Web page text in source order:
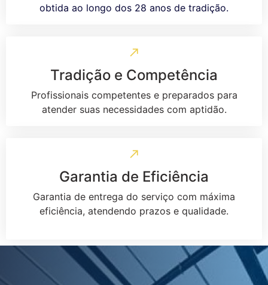
obtida ao longo dos 28 anos de tradição.
Tradição e Competência
Profissionais competentes e preparados para
atender suas necessidades com aptidão.
Garantia de Eficiência
Garantia de entrega do serviço com máxima
eficiência, atendendo prazos e qualidade.